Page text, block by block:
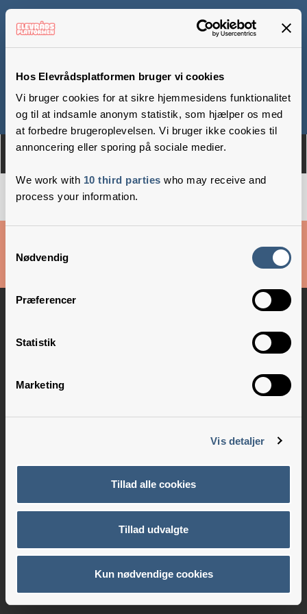
Hos Elevrådsplatformen bruger vi cookies
Vi bruger cookies for at sikre hjemmesidens funktionalitet
og til at indsamle anonym statistik, som hjælper os med
at forbedre brugeroplevelsen. Vi bruger ikke cookies til
annoncering eller sporing på sociale medier.
We work with 10 third parties who may receive and
process your information.
Nødvendig
Præferencer
Statistik
Marketing
Vis detaljer
Tillad alle cookies
Tillad udvalgte
Kun nødvendige cookies
Om Medlemmer